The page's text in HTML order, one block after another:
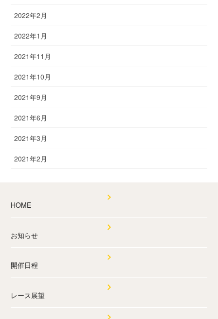
2022年2月
2022年1月
2021年11月
2021年10月
2021年9月
2021年6月
2021年3月
2021年2月
HOME
お知らせ
開催日程
レース展望